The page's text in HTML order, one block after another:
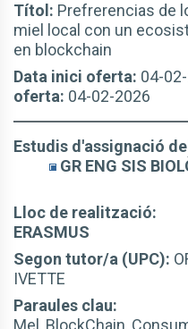
Títol: Prefrerencias de
miel local con un
en blockchain
Data inici oferta: 04-
oferta: 04-02-2026
Estudis d'assignació
GR ENG SIS
Lloc de realització:
ERASMUS
Segon tutor/a (UPC):
IVETTE
Paraules clau:
Mel, BlockChain,